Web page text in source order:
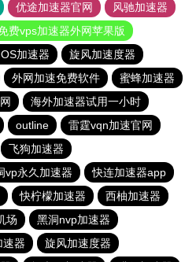
优途加速器官网
风驰加速器
费vps加速器外网苹果版
加速器
旋风加速度器
外网加速免费软件
蜜蜂加速器
海外加速器试用一小时
outline
雷霆vqn加速官网
飞狗加速器
vp永久加速器
快连加速器app
快柠檬加速器
西柚加速器
场
黑洞nvp加速器
速器
旋风加速度器